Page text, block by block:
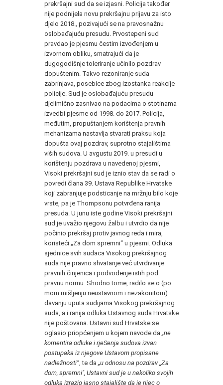
prekršajni sud da se izjasni. Policija također
nije podnijela novu prekršajnu prijavu za isto
djelo 2018., pozivajući se na pravosnažnu
oslobađajuću presudu. Prvostepeni sud
pravdao je pjesmu čestim izvođenjem u
izvornom obliku, smatrajući da je
dugogodišnje toleriranje učinilo pozdrav
dopuštenim. Takvo rezoniranje suda
zabrinjava, posebice zbog izostanka reakcije
policije. Sud je oslobađajuću presudu
djelimično zasnivao na podacima o stotinama
izvedbi pjesme od 1998. do 2017. Policija,
međutim, propuštanjem korištenja pravnih
mehanizama nastavlja stvarati praksu koja
dopušta ovaj pozdrav, suprotno stajalištima
viših sudova. U avgustu 2019. u presudi u
korištenju pozdrava u navedenoj pjesmi,
Visoki prekršajni sud je iznio stav da se radi o
povredi člana 39. Ustava Republike Hrvatske
koji zabranjuje podsticanje na mržnju bilo koje
vrste, pa je Thompsonu potvrđena ranija
presuda. U junu iste godine Visoki prekršajni
sud je uvažio njegovu žalbu i utvrdio da nije
počinio prekršaj protiv javnog reda i mira,
koristeći „Za dom spremni“ u pjesmi. Odluka
sjednice svih sudaca Visokog prekršajnog
suda nije pravno shvatanje već utvrđivanje
pravnih činjenica i podvođenje istih pod
pravnu normu. Shodno tome, radilo se o (po
mom mišljenju neustavnom i nezakonitom)
davanju uputa sudijama Visokog prekršajnog
suda, a i ranija odluka Ustavnog suda Hrvatske
nije poštovana. Ustavni sud Hrvatske se
oglasio priopćenjem u kojem navode da „ne
komentira odluke i rjeSenja sudova izvan
postupaka iz njegove Ustavom propisane
nadležnosti“ , te da „u odnosu na pozdrav ,,Za
dom, spremni", Ustavni sud je u nekoliko svojih
odluka izrazio jasno stajalište da je rijec o